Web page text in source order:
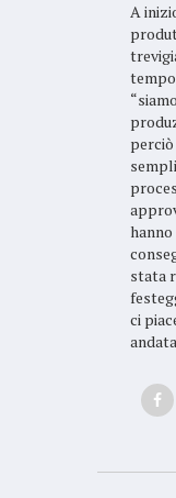
A
stata
ci